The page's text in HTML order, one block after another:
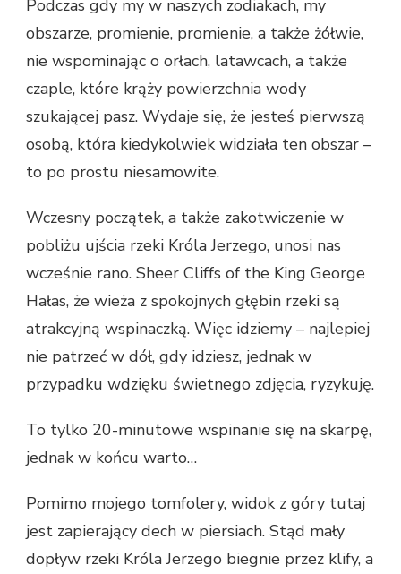
Podczas gdy my w naszych zodiakach, my
obszarze, promienie, promienie, a także żółwie,
nie wspominając o orłach, latawcach, a także
czaple, które krąży powierzchnia wody
szukającej pasz. Wydaje się, że jesteś pierwszą
osobą, która kiedykolwiek widziała ten obszar –
to po prostu niesamowite.
Wczesny początek, a także zakotwiczenie w
pobliżu ujścia rzeki Króla Jerzego, unosi nas
wcześnie rano. Sheer Cliffs of the King George
Hałas, że wieża z spokojnych głębin rzeki są
atrakcyjną wspinaczką. Więc idziemy – najlepiej
nie patrzeć w dół, gdy idziesz, jednak w
przypadku wdzięku świetnego zdjęcia, ryzykuję.
To tylko 20-minutowe wspinanie się na skarpę,
jednak w końcu warto…
Pomimo mojego tomfolery, widok z góry tutaj
jest zapierający dech w piersiach. Stąd mały
dopływ rzeki Króla Jerzego biegnie przez klify, a